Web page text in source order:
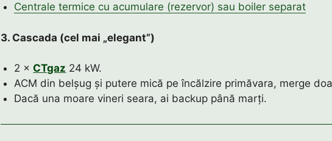
Centrale termice cu acumulare (rezervor) sau boiler separat
3. Cascada (cel mai „elegant”)
2 × CTgaz 24 kW.
ACM din belșug și putere mică pe încălzire primăvara, merge
Dacă una moare vineri seara, ai backup până marți.